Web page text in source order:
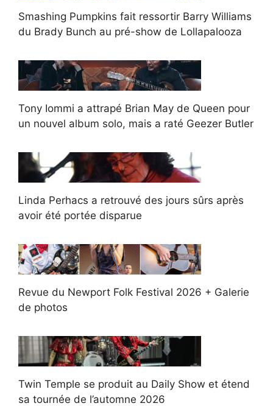
Smashing Pumpkins fait ressortir Barry Williams
du Brady Bunch au pré-show de Lollapalooza
Tony Iommi a attrapé Brian May de Queen pour
un nouvel album solo, mais a raté Geezer Butler
Linda Perhacs a retrouvé des jours sûrs après
avoir été portée disparue
Revue du Newport Folk Festival 2026 + Galerie
de photos
Twin Temple se produit au Daily Show et étend
sa tournée de l’automne 2026